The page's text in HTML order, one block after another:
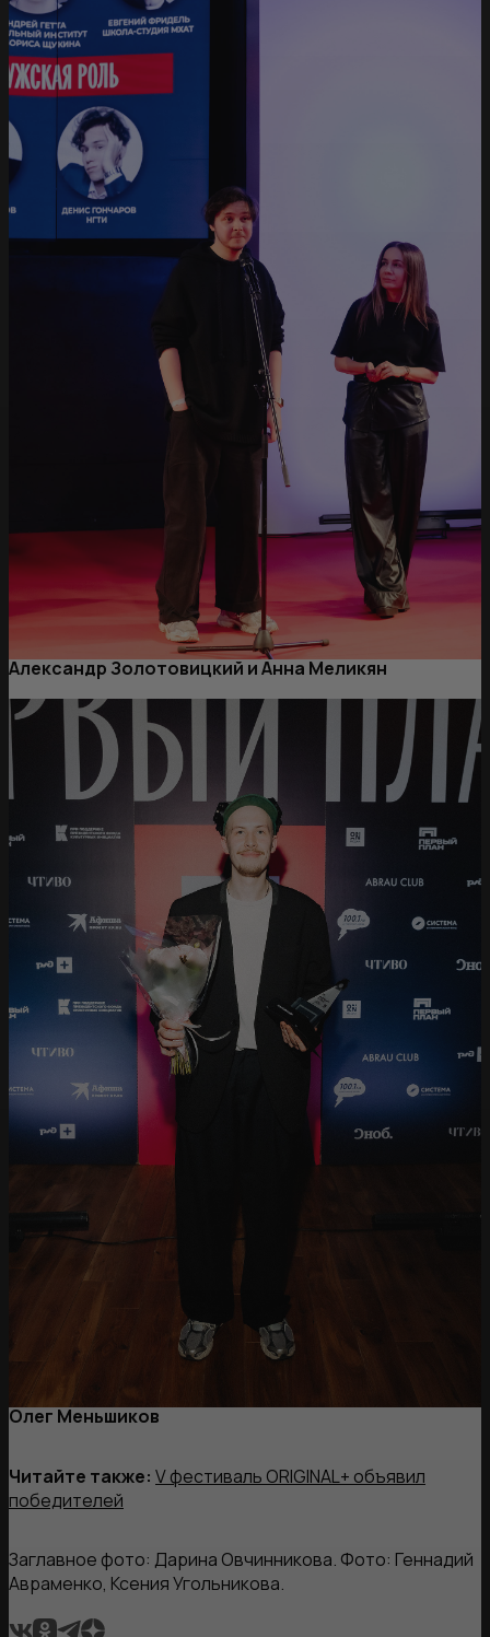
Александр Золотовицкий и Анна Меликян
Олег Меньшиков
Читайте также: V фестиваль ORIGINAL+ объявил
победителей
Заглавное фото: Дарина Овчинникова. Фото: Геннадий
Авраменко, Ксения Угольникова.